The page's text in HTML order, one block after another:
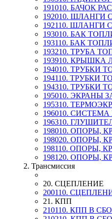
191010. БАЧОК
192010.
192110.
193010. БАК
193110. БАК
193210. ТРУБА
193910.
194010.
194110.
194310.
195010. ЭКРАНЫ
195310.
196010.
196310.
198010. ОПОРЫ,
198020. ОПОРЫ,
198110. ОПОРЫ,
198120. ОПОРЫ,
2. Трансмиссия
20. СЦЕПЛЕНИЕ
200110.
21. КПП
210110. КПП В